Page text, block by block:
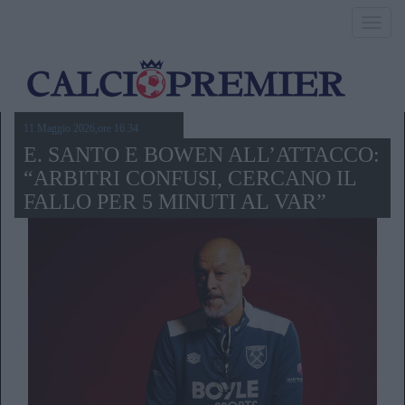
11 Maggio 2026,ore 16.34
E. SANTO E BOWEN ALL’ATTACCO:
“ARBITRI CONFUSI, CERCANO IL
FALLO PER 5 MINUTI AL VAR”